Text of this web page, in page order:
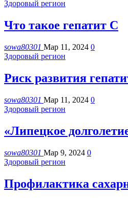
Здоровый регион
Что такое гепатит С
sowa80301 Мар 11, 2024 0
Здоровый регион
Риск развития
sowa80301 Мар 11, 2024 0
Здоровый регион
«Липецкое
sowa80301 Мар 9, 2024 0
Здоровый регион
Профилактика